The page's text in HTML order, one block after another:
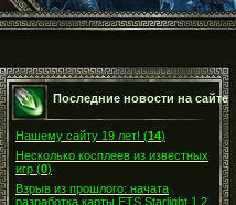
Последние новости на сайте
Нашему сайту 19 лет! (14)
Несколько косплеев из известных
игр (0)
Взрыв из прошлого: начата
разработка карты ETS Starlight 1.2